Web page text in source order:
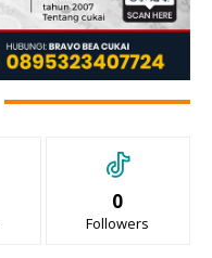
0
Followers